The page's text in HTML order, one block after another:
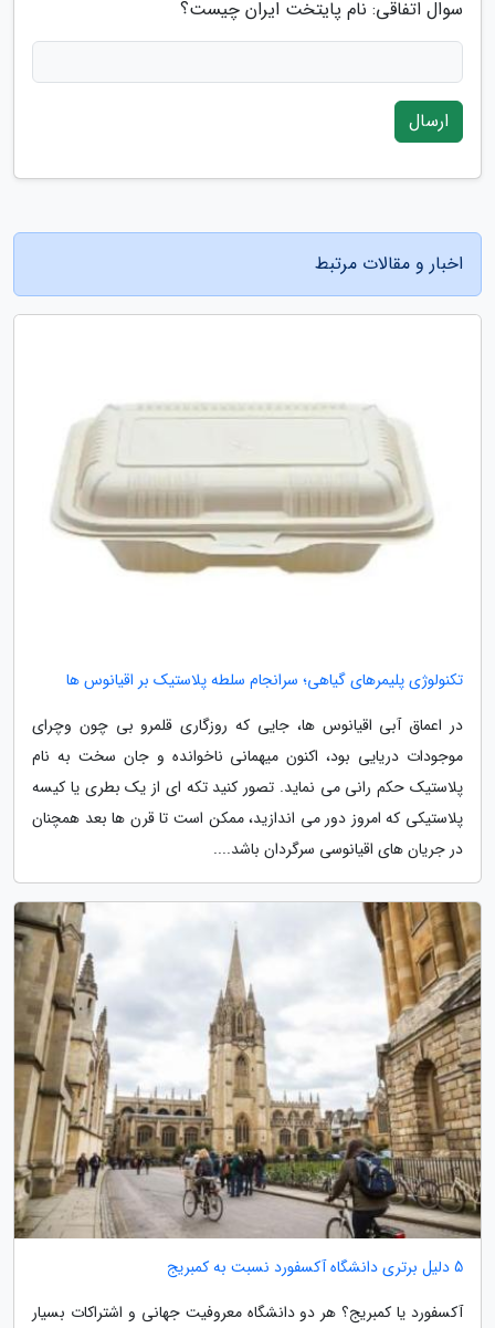
سوال اتفاقی: نام پایتخت ایران چیست؟
ارسال
اخبار و مقالات مرتبط
تکنولوژی پلیمرهای گیاهی؛ سرانجام سلطه پلاستیک بر اقیانوس ها
در اعماق آبی اقیانوس ها، جایی که روزگاری قلمرو بی چون وچرای
موجودات دریایی بود، اکنون میهمانی ناخوانده و جان سخت به نام
پلاستیک حکم رانی می نماید. تصور کنید تکه ای از یک بطری یا کیسه
پلاستیکی که امروز دور می اندازید، ممکن است تا قرن ها بعد همچنان
در جریان های اقیانوسی سرگردان باشد....
5 دلیل برتری دانشگاه آکسفورد نسبت به کمبریج
آکسفورد یا کمبریج؟ هر دو دانشگاه معروفیت جهانی و اشتراکات بسیار